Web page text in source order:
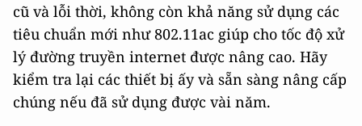
cũ và lỗi thời, không còn khả năng sử dụng các
tiêu chuẩn mới như 802.11ac giúp cho tốc độ xử
lý đường truyền internet được nâng cao. Hãy
kiểm tra lại các thiết bị ấy và sẵn sàng nâng cấp
chúng nếu đã sử dụng được vài năm.